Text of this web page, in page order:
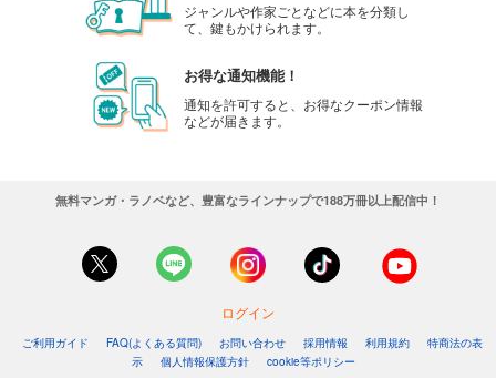
ジャンルや作家ごとなどに本を分類し
て、鍵もかけられます。
お得な通知機能！
通知を許可すると、お得なクーポン情報
などが届きます。
無料マンガ・ラノベなど、豊富なラインナップで188万冊以上配信中！
ログイン
ご利用ガイド FAQ(よくある質問) お問い合わせ 採用情報 利用規約
特商法の表
示
個人情報保護方針 cookie等ポリシー